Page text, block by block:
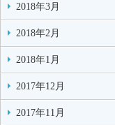
2018年3月
2018年2月
2018年1月
2017年12月
2017年11月